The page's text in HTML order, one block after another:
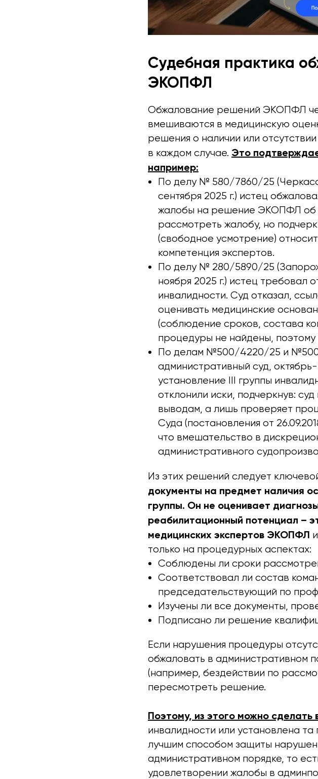
Судебная практика
ЭКОПФЛ
Обжалование решений ЭКОПФЛ
вмешиваются в медицинскую
решения о наличии или
в каждом случае. Это
например:
По делу № 580/7860/25
сентября 2025 г.) истец
жалобы на решение ЭКОПФЛ об
рассмотреть жалобу, но
(свободное усмотрение)
компетенция экспертов.
По делу № 280/5890/25
ноября 2025 г.) истец
инвалидности. Суд отказал,
оценивать медицинские
(соблюдение сроков, состава
процедуры не найдены,
По делам №500/4220/25 и
административный суд,
установление III группы
отклонили иски, подчеркнув:
выводам, а лишь проверяет
Суда (постановления от
что вмешательство в
административного
Из этих решений следует
документы на предмет наличия
группы. Он не оценивает
реабилитационный потенциал –
медицинских экспертов ЭКОПФЛ
только на процедурных аспектах:
Соблюдены ли сроки
Соответствовал ли состав
председательствующий по
Изучены ли все документы,
Подписано ли решение
Если нарушения процедуры
обжаловать в административном
(например, бездействии по
пересмотреть решение.
Поэтому, из этого можно сделать
инвалидности или установлена
лучшим способом защиты
административном порядке, то
удовлетворении жалобы в